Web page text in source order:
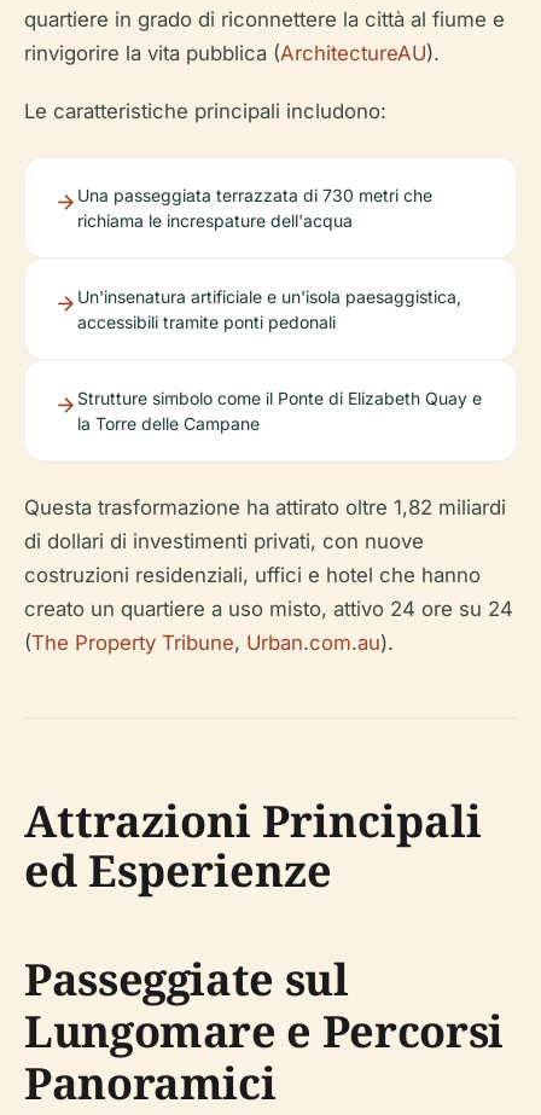
quartiere in grado di riconnettere la città al fiume e
rinvigorire la vita pubblica (ArchitectureAU).
Le caratteristiche principali includono:
Una passeggiata terrazzata di 730 metri che
richiama le increspature dell'acqua
Un'insenatura artificiale e un'isola paesaggistica,
accessibili tramite ponti pedonali
Strutture simbolo come il Ponte di Elizabeth Quay e
la Torre delle Campane
Questa trasformazione ha attirato oltre 1,82 miliardi
di dollari di investimenti privati, con nuove
costruzioni residenziali, uffici e hotel che hanno
creato un quartiere a uso misto, attivo 24 ore su 24
(The Property Tribune, Urban.com.au).
Attrazioni Principali
ed Esperienze
Passeggiate sul
Lungomare e Percorsi
Panoramici